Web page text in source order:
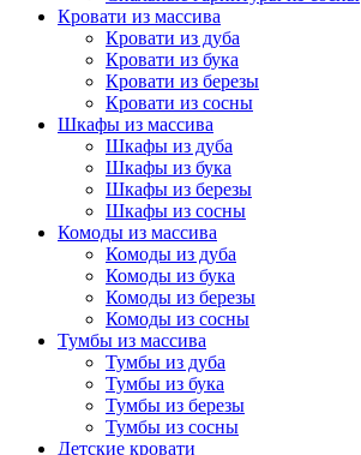
Кровати из массива
Кровати из дуба
Кровати из бука
Кровати из березы
Кровати из сосны
Шкафы из массива
Шкафы из дуба
Шкафы из бука
Шкафы из березы
Шкафы из сосны
Комоды из массива
Комоды из дуба
Комоды из бука
Комоды из березы
Комоды из сосны
Тумбы из массива
Тумбы из дуба
Тумбы из бука
Тумбы из березы
Тумбы из сосны
Детские кровати